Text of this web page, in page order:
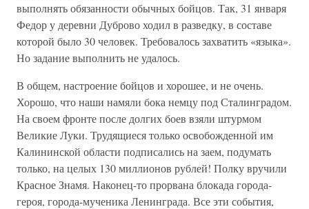
выполнять обязанности обычных бойцов. Так, 31 января
Федор у деревни Дуброво ходил в разведку, в составе
которой было 30 человек. Требовалось захватить «языка».
Но задание выполнить не удалось.
В общем, настроение бойцов и хорошее, и не очень.
Хорошо, что наши намяли бока немцу под Сталинградом.
На своем фронте после долгих боев взяли штурмом
Великие Луки. Трудящиеся только освобожденной им
Калининской области подписались на заем, подумать
только, на целых 130 миллионов рублей! Полку вручили
Красное Знамя. Наконец-то прорвана блокада города-
героя, города-мученика Ленинграда. Все эти события,